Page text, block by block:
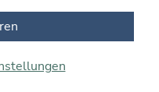
AND MALEATED;
LAURTH SULFATE;
FATTY